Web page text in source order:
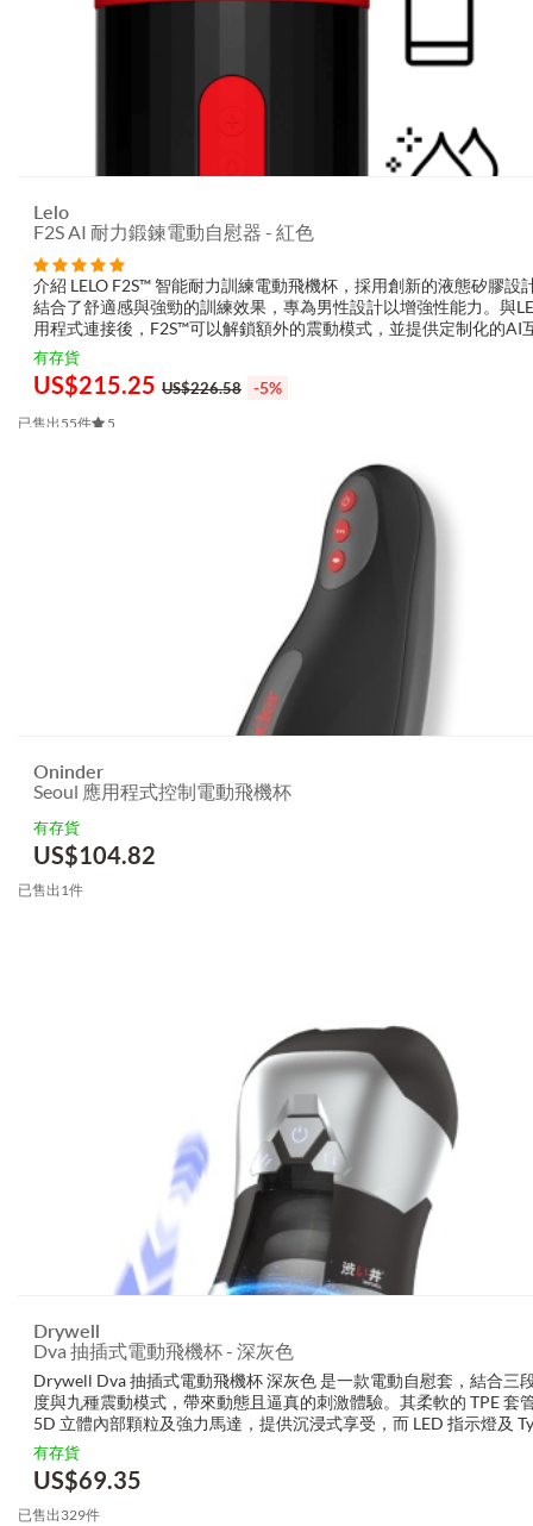
Lelo
F2S AI 耐力鍛鍊電動自慰器 - 紅色
介紹 LELO F2S™ 智能耐力訓練電動飛機杯，採用創新的液態矽膠設
結合了舒適感與強勁的訓練效果，專為男性設計以增強性能力。與
用程式連接後，F2S™可以解鎖額外的震動模式，並提供定制化的AI
式，根據使用者的表現提供實時的調整，幫助您提升耐力並體驗更
潮。 ...
有存貨
US$215.25 US$226.58 -5%
已售出55件 5
Oninder
Seoul 應用程式控制電動飛機杯
有存貨
US$104.82
已售出1件
Drywell
Dva 抽插式電動飛機杯 - 深灰色
Drywell Dva 抽插式電動飛機杯 深灰色 是一款電動自慰套，結合三
度與九種震動模式，帶來動態且逼真的刺激體驗。其柔軟的 TPE 套
5D 立體內部顆粒及強力馬達，提供沉浸式享受，而 LED 指示燈及
電設計確保操作便利。 為什麼大家都愛它 Dr...
有存貨
US$69.35
已售出329件